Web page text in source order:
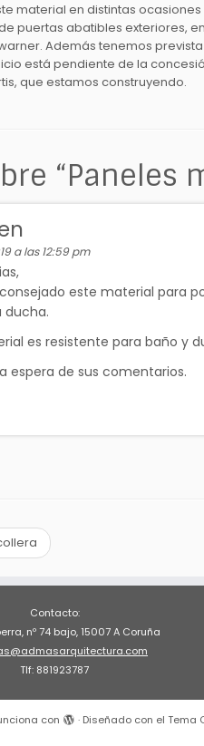
material en distintas
puertas abatibles exteriores,
Además tenemos
está pendiente de la
que estamos construyendo.
“Paneles
a las 12:59 pm
este material para
ducha.
es resistente para baño y
espera de sus comentarios.
Contacto:
nº 74 bajo, 15007 A Coruña
Tlf: 881923787
con · Diseñado con el Tema